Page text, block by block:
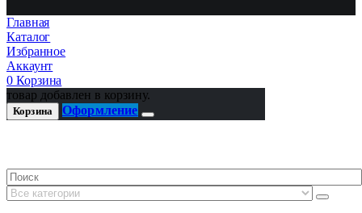
Главная
Каталог
Избранное
Аккаунт
0 Корзина
товар добавлен в корзину.
Корзина Оформление